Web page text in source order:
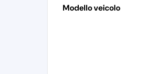
Modello veicolo